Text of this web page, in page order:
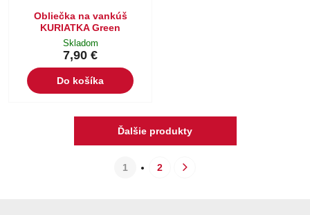
Obliečka na vankúš
KURIATKA Green
Skladom
7,90 €
Do košíka
Ďalšie produkty
1 2